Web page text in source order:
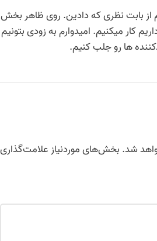
از بابت نظری که دادین. روی ظاهر بخش
کار میکنیم. امیدوارم به زودی بتونیم
ها رو جلب کنیم.
شد. بخش‌های موردنیاز علامت‌گذاری